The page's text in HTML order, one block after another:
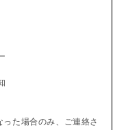
た場合のみ、ご連絡さ